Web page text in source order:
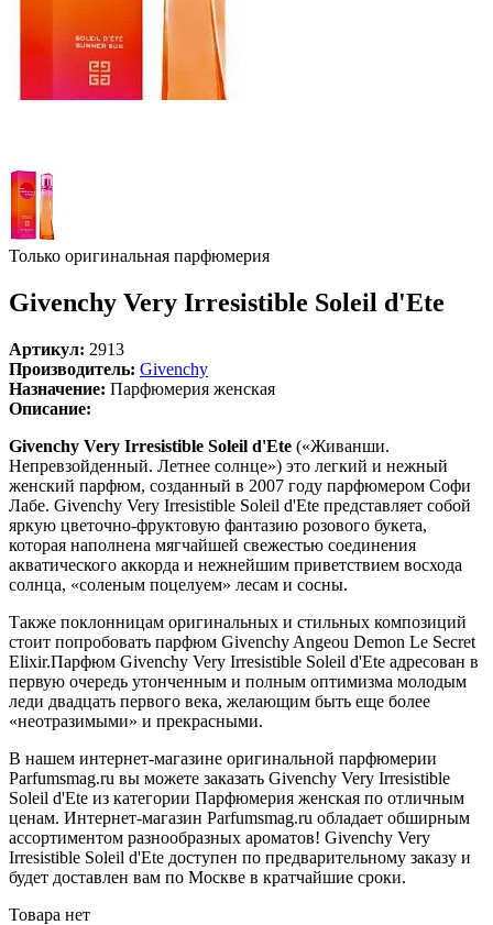
Только оригинальная парфюмерия
Givenchy Very Irresistible Soleil d'Ete
Артикул: 2913
Производитель: Givenchy
Назначение: Парфюмерия женская
Описание:
Givenchy Very Irresistible Soleil d'Ete («Живанши.
Непревзойденный. Летнее солнце») это легкий и нежный
женский парфюм, созданный в 2007 году парфюмером Софи
Лабе. Givenchy Very Irresistible Soleil d'Ete представляет собой
яркую цветочно-фруктовую фантазию розового букета,
которая наполнена мягчайшей свежестью соединения
акватического аккорда и нежнейшим приветствием восхода
солнца, «соленым поцелуем» лесам и сосны.
Также поклонницам оригинальных и стильных композиций
стоит попробовать парфюм Givenchy Angeou Demon Le Secret
Elixir.Парфюм Givenchy Very Irresistible Soleil d'Ete адресован в
первую очередь утонченным и полным оптимизма молодым
леди двадцать первого века, желающим быть еще более
«неотразимыми» и прекрасными.
В нашем интернет-магазине оригинальной парфюмерии
Parfumsmag.ru вы можете заказать Givenchy Very Irresistible
Soleil d'Ete из категории Парфюмерия женская по отличным
ценам. Интернет-магазин Parfumsmag.ru обладает обширным
ассортиментом разнообразных ароматов! Givenchy Very
Irresistible Soleil d'Ete доступен по предварительному заказу и
будет доставлен вам по Москве в кратчайшие сроки.
Товара нет